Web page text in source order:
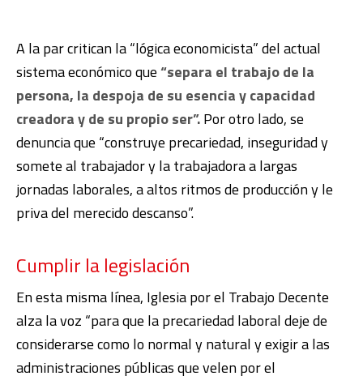
A la par critican la “lógica economicista” del actual
sistema económico que“separa el trabajo de la
persona, la despoja de su esencia y capacidad
creadora y de su propio ser”.Por otro lado, se
denuncia que “construye precariedad, inseguridad y
somete al trabajador y la trabajadora a largas
jornadas laborales, a altos ritmos de producción y le
priva del merecido descanso”.
Cumplir la legislación
En esta misma línea, Iglesia por el Trabajo Decente
alza la voz “para que la precariedad laboral deje de
considerarse como lo normal y natural y exigir a las
administraciones públicas que velen por el